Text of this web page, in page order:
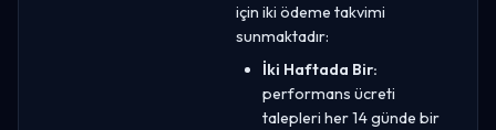
için iki ödeme takvimi
sunmaktadır:
İki Haftada Bir:
performans ücreti
talepleri her 14 günde bir